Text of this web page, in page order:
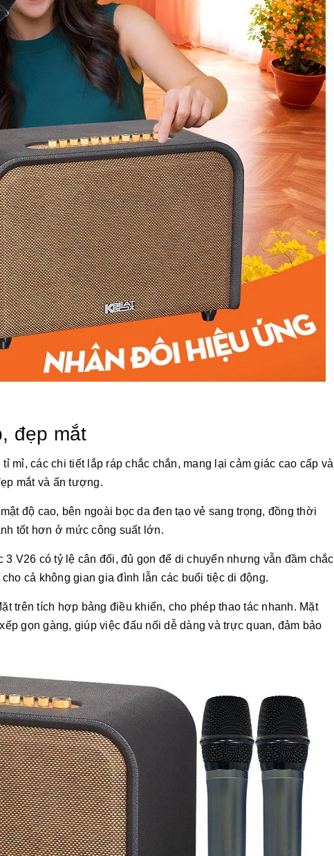
đẹp mắt
mỉ, các chi tiết lắp ráp chắc chắn, mang lại cảm giác cao cấp và
mắt và ấn tượng.
độ cao, bên ngoài bọc da đen tạo vẻ sang trọng, đồng thời
tốt hơn ở mức công suất lớn.
V26 có tỷ lệ cân đối, đủ gọn để di chuyển nhưng vẫn đầm chắc
cả không gian gia đình lẫn các buổi tiệc di động.
trên tích hợp bảng điều khiển, cho phép thao tác nhanh. Mặt
gọn gàng, giúp việc đấu nối dễ dàng và trực quan, đảm bảo